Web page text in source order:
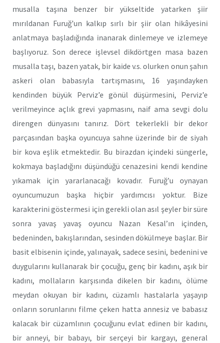
musalla taşına benzer bir yükseltide yatarken şiir
mırıldanan Furuğ’un kalkıp sırlı bir şiir olan hikâyesini
anlatmaya başladığında inanarak dinlemeye ve izlemeye
başlıyoruz. Son derece işlevsel dikdörtgen masa bazen
musalla taşı, bazen yatak, bir kaide v.s. olurken onun şahın
askeri olan babasıyla tartışmasını, 16 yaşındayken
kendinden büyük Perviz’e gönül düşürmesini, Perviz’e
verilmeyince açlık grevi yapmasını, naif ama sevgi dolu
direngen dünyasını tanırız. Dört tekerlekli bir dekor
parçasından başka oyuncuya sahne üzerinde bir de siyah
bir kova eşlik etmektedir. Bu birazdan içindeki süngerle,
kokmaya başladığını düşündüğü cenazesini kendi kendine
yıkamak için yararlanacağı kovadır. Furuğ’u oynayan
oyuncumuzun başka hiçbir yardımcısı yoktur. Bize
karakterini göstermesi için gerekli olan asıl şeyler bir süre
sonra yavaş yavaş oyuncu Nazan Kesal’ın içinden,
bedeninden, bakışlarından, sesinden dökülmeye başlar. Bir
basit elbisenin içinde, yalınayak, sadece sesini, bedenini ve
duygularını kullanarak bir çocuğu, genç bir kadını, aşık bir
kadını, mollaların karşısında dikelen bir kadını, ölüme
meydan okuyan bir kadını, cüzamlı hastalarla yaşayıp
onların sorunlarını filme çeken hatta annesiz ve babasız
kalacak bir cüzamlının çocuğunu evlat edinen bir kadını,
bir anneyi, bir babayı, bir serçeyi bir kargayı, general